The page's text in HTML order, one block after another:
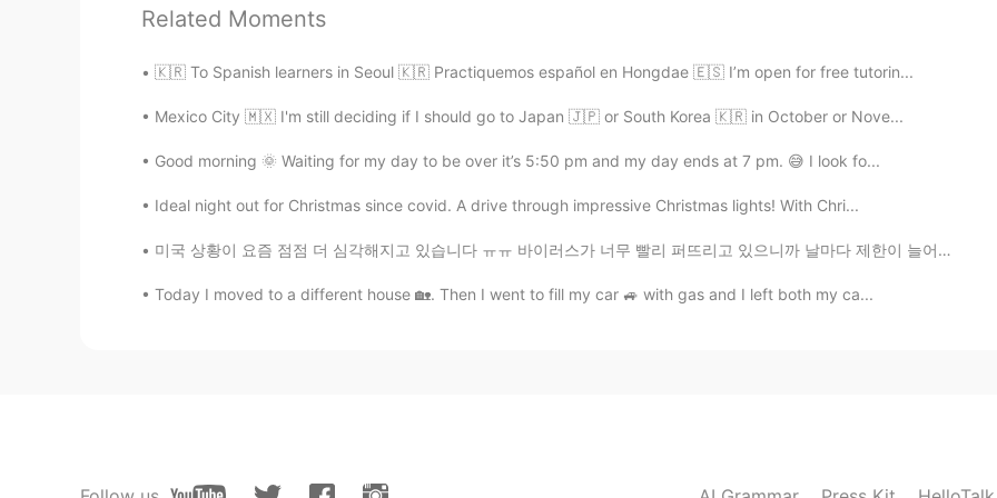
아 너무 사랑스럽다 ㅠㅠㅠ
DianeK.
KR EN
작명의 천잰데요?하하하 미스터 선샤인!🌝🌞👍👍
HaminNyangE 2019.08.03 16:05
KR EN
Related Moments
🇰🇷 To Spanish learners in Seoul 🇰🇷 Practiquemos español en Hongdae 🇪🇸 I’m open for free tutorin...
Mexico City 🇲🇽 I'm still deciding if I should go to Japan 🇯🇵 or South Korea 🇰🇷 in October or Nove...
Good morning 🌞 Waiting for my day to be over it’s 5:50 pm and my day ends at 7 pm. 😅 I look fo...
Ideal night out for Christmas since covid. A drive through impressive Christmas lights! With Chri...
미국 상황이 요즘 점점 더 심각해지고 있습니다 ㅠㅠ 바이러스가 너무 빨리 퍼뜨리고 있으니까 날마다 제한이 늘어나고 있어요 최근에 제가 자주 다니는 우리집 근처 공원에서 어...
Today I moved to a different house 🏡. Then I went to fill my car 🚙 with gas and I left both my ca...